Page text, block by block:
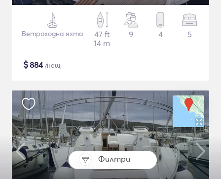
Филтри
Ветроходна яхта
47 ft
14 m
9 4 5
$884/нощ